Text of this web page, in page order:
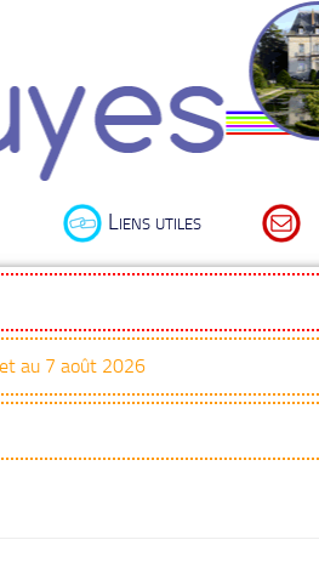
Liens utiles
au 7 août 2026